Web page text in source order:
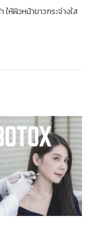
ห้ผิวหน้าขาวกระจ่างใส